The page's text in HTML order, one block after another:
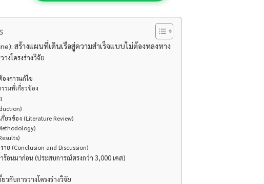
สร้างแผนที่เดินเรือสู่ความสำเร็จแบบไม่ต้องหลงทาง
งโครงร่างวิจัย
งการแก้ไข
รมที่เกี่ยวข้อง
ยวข้อง (Literature Review)
ย (Conclusion and Discussion)
อนมาก่อน (ประสบการณ์ตรงกว่า 3,000 เคส)
วกับการวางโครงร่างวิจัย